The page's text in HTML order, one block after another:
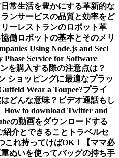
日常生活を豊かにする革新的な
ンサービスの品質と効率をど
ーレストランのロボット革
協働ロボットの基本とそのメリ
Using Node.js and Secl
Phase Service for Software
を購入する際の注意点は？
ショッピングに最適なプラッ
Wear a Toupee?プライ
どんな意味？ ビデオ通話もし
How to download Twitter and
の動画をダウンロードする
介とできること トラベルセ
これ持ってけばOK！【ママ必
重ぬいを使ってバッグの持ち手